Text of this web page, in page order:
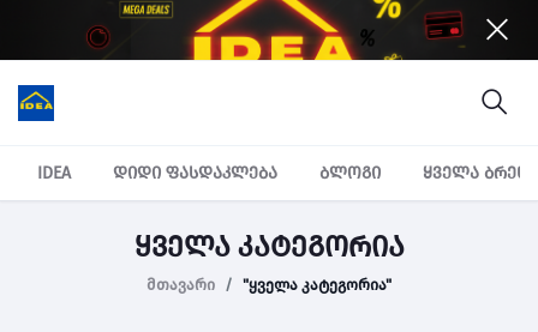
IDEA დიდი ფასდაკლება ბლოგი ყველა
ყველა კატეგორია
მთავარი "ყველა კატეგორია"